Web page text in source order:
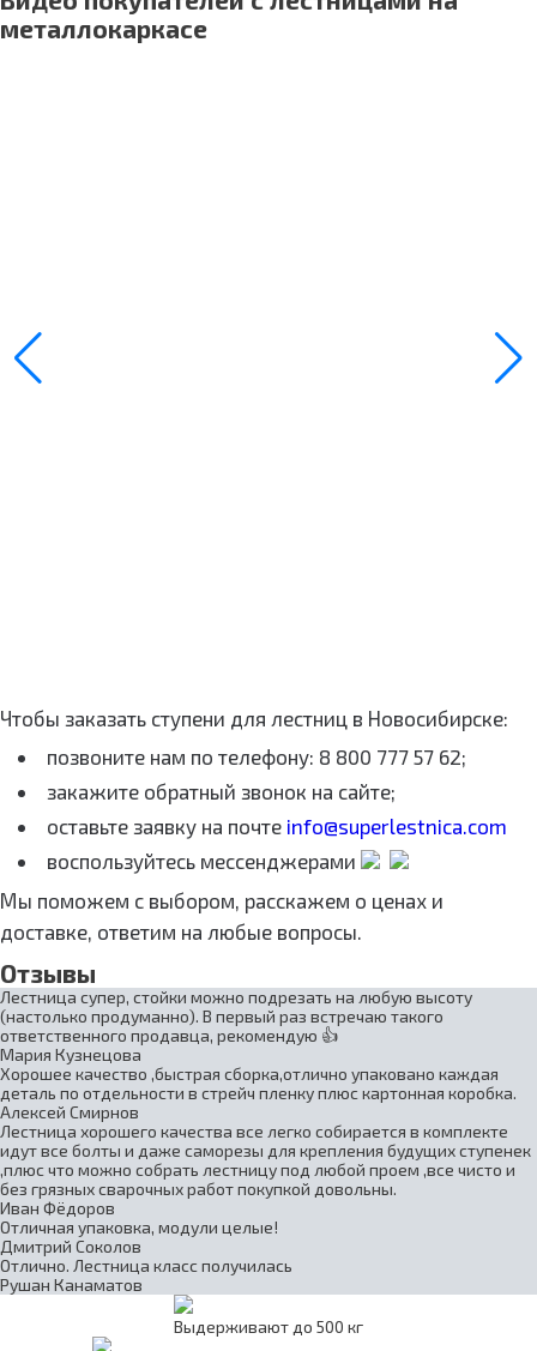
металлокаркасе
Чтобы заказать ступени для лестниц в Новосибирске:
позвоните нам по телефону: 8 800 777 57 62;
закажите обратный звонок на сайте;
оставьте заявку на почте info@superlestnica.com
воспользуйтесь мессенджерами
Мы поможем с выбором, расскажем о ценах и
доставке, ответим на любые вопросы.
Отзывы
Лестница супер, стойки можно подрезать на любую высоту
(настолько продуманно). В первый раз встречаю такого
ответственного продавца, рекомендую 👍
Мария Кузнецова
Хорошее качество ,быстрая сборка,отлично упаковано каждая
деталь по отдельности в стрейч пленку плюс картонная коробка.
Алексей Смирнов
Лестница хорошего качества все легко собирается в комплекте
идут все болты и даже саморезы для крепления будущих ступенек
,плюс что можно собрать лестницу под любой проем ,все чисто и
без грязных сварочных работ покупкой довольны.
Иван Фёдоров
Отличная упаковка, модули целые!
Дмитрий Соколов
Отлично. Лестница класс получилась
Рушан Канаматов
Выдерживают до 500 кг